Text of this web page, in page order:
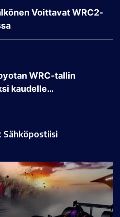
Voittavat WRC2-
WRC-tallin
kaudelle…